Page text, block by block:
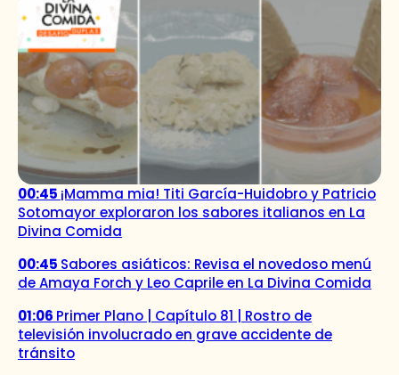
00:45 ¡Mamma mia! Titi García-Huidobro y Patricio
Sotomayor exploraron los sabores italianos en La
Divina Comida
00:45 Sabores asiáticos: Revisa el novedoso menú
de Amaya Forch y Leo Caprile en La Divina Comida
01:06 Primer Plano | Capítulo 81 | Rostro de
televisión involucrado en grave accidente de
tránsito